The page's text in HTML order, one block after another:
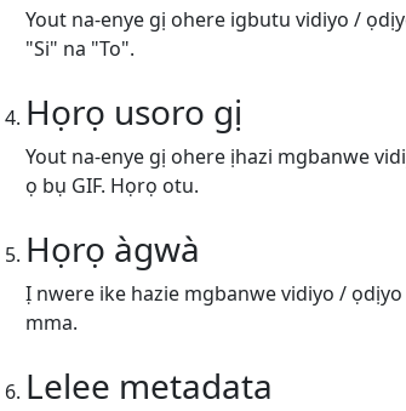
Yout na-enye gị ohere igbutu vidiyo /
"Si" na "To".
Họrọ usoro gị
Yout na-enye gị ohere ịhazi mgbanwe
ọ bụ GIF. Họrọ otu.
Họrọ àgwà
Ị nwere ike hazie mgbanwe vidiyo /
mma.
Lelee metadata